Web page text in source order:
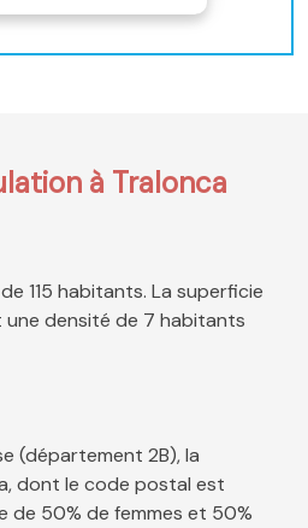
à Tralonca
115 habitants. La superficie
une densité de 7 habitants
(département 2B), la
dont le code postal est
de 50% de femmes et 50%